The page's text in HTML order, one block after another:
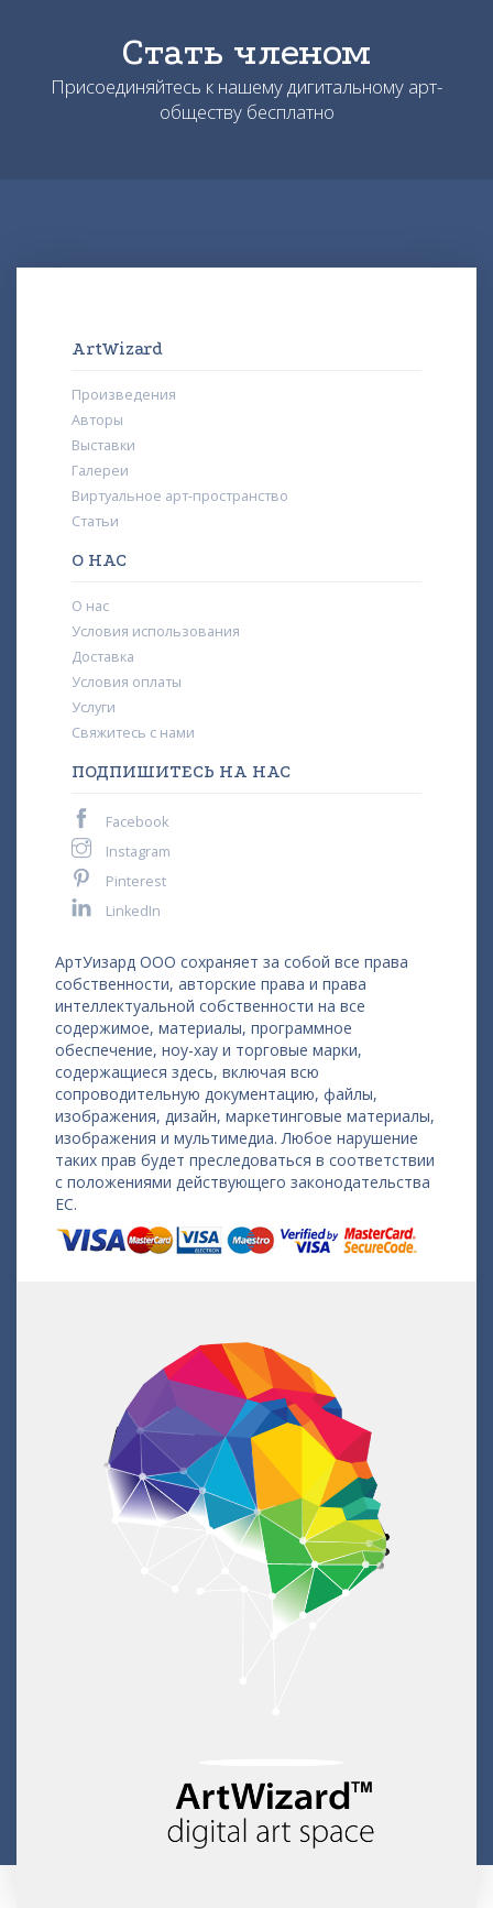
Стать членом
Присоединяйтесь к нашему дигитальному арт-
обществу бесплатно
ArtWizard
Произведения
Авторы
Выставки
Галереи
Виртуальное арт-пространство
Статьи
О НАС
О нас
Условия использования
Доставка
Условия оплаты
Услуги
Свяжитесь с нами
ПОДПИШИТЕСЬ НА НАС
Facebook
Instagram
Pinterest
LinkedIn
АртУизард ООО сохраняет за собой все права
собственности, авторские права и права
интеллектуальной собственности на все
содержимое, материалы, программное
обеспечение, ноу-хау и торговые марки,
содержащиеся здесь, включая всю
сопроводительную документацию, файлы,
изображения, дизайн, маркетинговые материалы,
изображения и мультимедиа. Любое нарушение
таких прав будет преследоваться в соответствии
с положениями действующего законодательства
ЕС.